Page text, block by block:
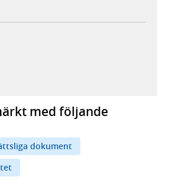
i ny flik, extern webbplats,
extern webbplats,
i ny flik, extern webbplats,
din e-postklient,
med följande
dokument